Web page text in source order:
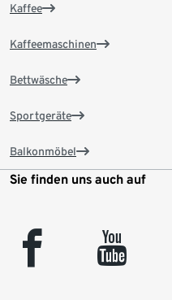
Kaffee
Kaffeemaschinen
Bettwäsche
Sportgeräte
Balkonmöbel
Sie finden uns auch auf
facebook youtube